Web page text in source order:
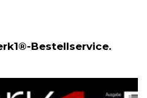
Bestellservice.